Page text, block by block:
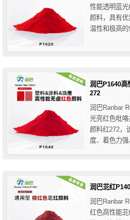
性能透明蓝
颜料，具有
温性和极高的
荐用于溶剂
润巴P1640高
272
润巴Ranbar
光亮红色吡咯
颜料红272，
度、着色力强
广泛应用于各
润巴苝红
润巴Ranbar
红色高性能